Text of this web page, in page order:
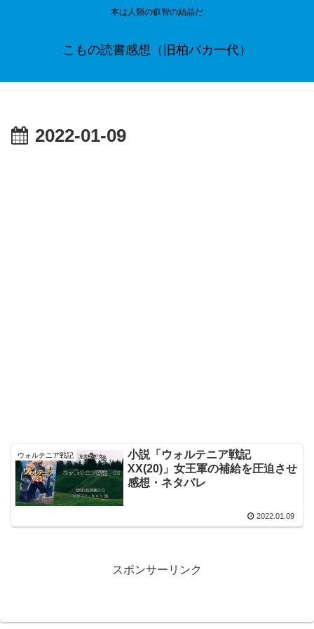
本は人類の叡智の結晶だ
こもの読書感想（旧柏バカ一代）
2022-01-09
ウォルテニア戦記
小説「ウォルテニア戦記
XX(20)」女王軍の補給を圧迫させ
感想・ネタバレ
2022.01.09
スポンサーリンク